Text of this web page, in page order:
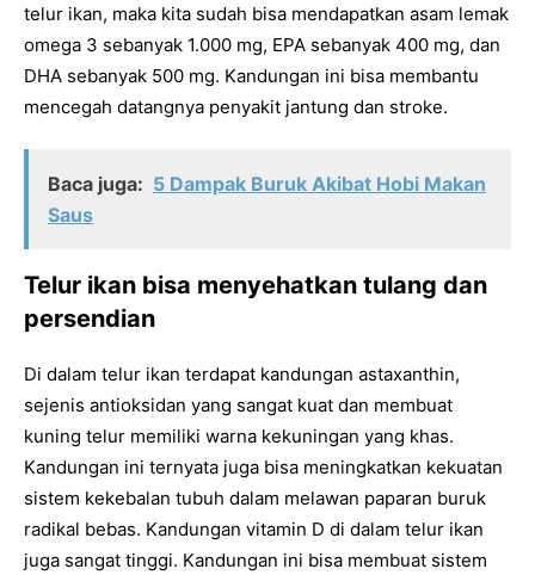
telur ikan, maka kita sudah bisa mendapatkan asam lemak
omega 3 sebanyak 1.000 mg, EPA sebanyak 400 mg, dan
DHA sebanyak 500 mg. Kandungan ini bisa membantu
mencegah datangnya penyakit jantung dan stroke.
Baca juga: 5 Dampak Buruk Akibat Hobi Makan
Saus
Telur ikan bisa menyehatkan tulang dan
persendian
Di dalam telur ikan terdapat kandungan astaxanthin,
sejenis antioksidan yang sangat kuat dan membuat
kuning telur memiliki warna kekuningan yang khas.
Kandungan ini ternyata juga bisa meningkatkan kekuatan
sistem kekebalan tubuh dalam melawan paparan buruk
radikal bebas. Kandungan vitamin D di dalam telur ikan
juga sangat tinggi. Kandungan ini bisa membuat sistem